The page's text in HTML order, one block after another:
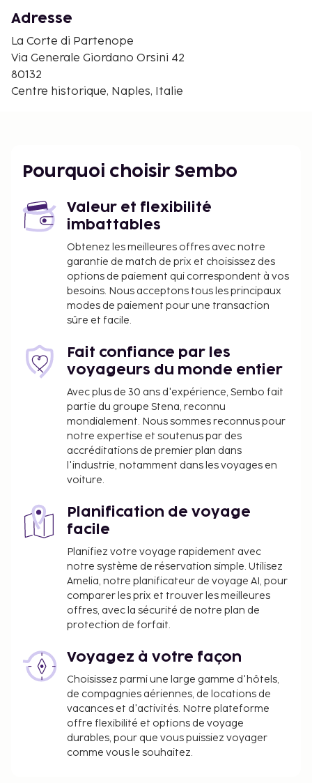
Piazza del Plebiscito - 0,5 km
Castel dell'Ovo - 0,6 km
Basilique San Francesco di Paola - 0,6 km
Via Chiaia - 0,7 km
Teatro di San Carlo - 0,8 km
Castel Nuovo - 1,1 km
Théâtre Stabile de Naples - 1,2 km
L'aéroport principal le plus proche est : Aéroport
international de Naples (NAP) - 18 km
Les équipements et services proposés incluent un
service d'arrivée express et un service de départ
régionales est servi tous les jours de 08 h 00 à
Vous devrez payer les frais suivants à
l’hébergement. Ces frais peuvent comprendre les
taxes applicables :
Taxe prélevée par la ville : 5.50 EUR par
personne et par nuit, pour un maximum de 14
nuits. Cette taxe ne s'applique pas aux enfants
de moins de 14 ans.
l'hébergement nous a fait part.
Le petit déjeuner composé de spécialités
régionales coûte environ 10 EUR par adulte et
environ 10 EUR par enfant.
Supplément en cas d'arrivée tardive : 20 EUR
pour les arrivées entre 19 h 00 et minuit
La liste ci-dessus peut ne pas être exhaustive. Les
taxe et sont soumis à modification.
Tous les clients, y compris les enfants, doivent
être présents à l'arrivée et présenter une pièce
d'identité officielle avec photo ou leur
passeport.
Conformément aux réglementations
Adresse
La Corte di Partenope
Via Generale Giordano Orsini 42
80132
Centre historique, Naples, Italie
Pourquoi choisir Sembo
Valeur et flexibilité
imbattables
Obtenez les meilleures offres avec notre
garantie de match de prix et choisissez des
options de paiement qui correspondent à vos
besoins. Nous acceptons tous les principaux
modes de paiement pour une transaction
sûre et facile.
Fait confiance par les
voyageurs du monde entier
Avec plus de 30 ans d'expérience, Sembo fait
partie du groupe Stena, reconnu
mondialement. Nous sommes reconnus pour
notre expertise et soutenus par des
accréditations de premier plan dans
l'industrie, notamment dans les voyages en
voiture.
Planification de voyage
facile
Planifiez votre voyage rapidement avec
notre système de réservation simple. Utilisez
Amelia, notre planificateur de voyage AI, pour
comparer les prix et trouver les meilleures
offres, avec la sécurité de notre plan de
protection de forfait.
Voyagez à votre façon
Choisissez parmi une large gamme d'hôtels,
de compagnies aériennes, de locations de
vacances et d'activités. Notre plateforme
offre flexibilité et options de voyage
durables, pour que vous puissiez voyager
comme vous le souhaitez.